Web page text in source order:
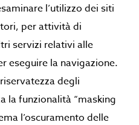
l’utilizzo dei siti
per attività di
servizi relativi alle
eseguire la navigazione.
degli
la funzionalità “masking
l’oscuramento delle